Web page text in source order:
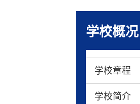
学校概况
学校章程
学校简介